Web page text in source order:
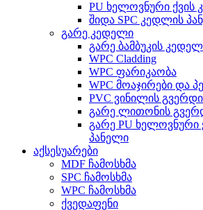
PU ხელოვნური ქვის
შიდა SPC კედლის
გარე კედელი
გარე ბამბუკის
WPC Cladding
WPC ფარიკაობა
WPC მოაჯირები და
PVC ვინილის
გარე ლითონის
გარე PU ხელოვნური
პანელი
აქსესუარები
MDF ჩამოსხმა
SPC ჩამოსხმა
WPC ჩამოსხმა
ქვედაფენი